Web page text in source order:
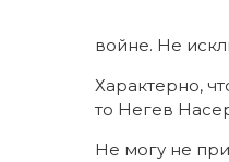
войне. Не
Характерно,
то Негев
Не могу не